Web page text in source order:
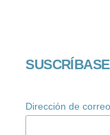
Dirección de